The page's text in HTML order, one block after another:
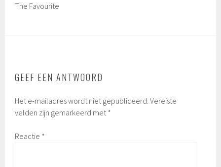
The Favourite
GEEF EEN ANTWOORD
Het e-mailadres wordt niet gepubliceerd. Vereiste
velden zijn gemarkeerd met *
Reactie *